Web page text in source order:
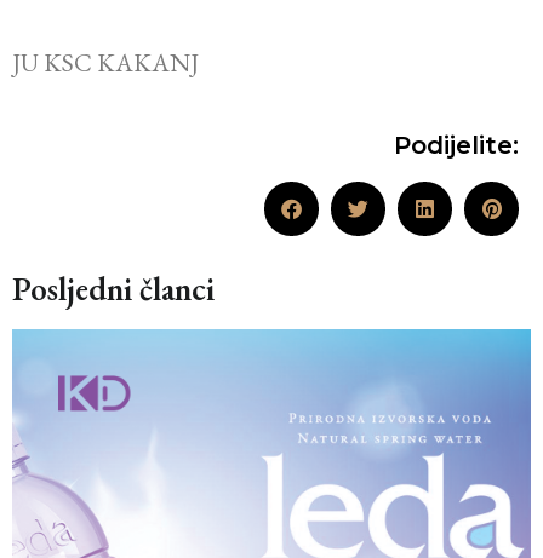
JU KSC KAKANJ
Podijelite:
Posljedni članci